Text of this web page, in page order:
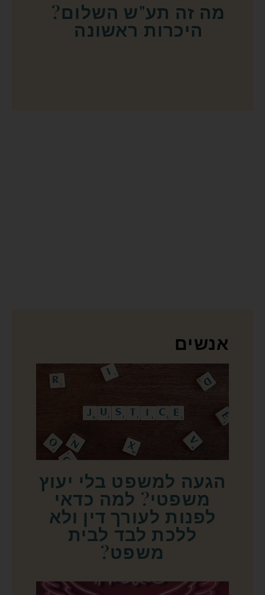
מה זה תע"ש השלום?
היכרות ראשונה
אנשים
הגעה למשפט בלי יעוץ
משפטי? למה כדאי
לפנות לעורך דין ולא
ללכת לבד לבית
משפט?